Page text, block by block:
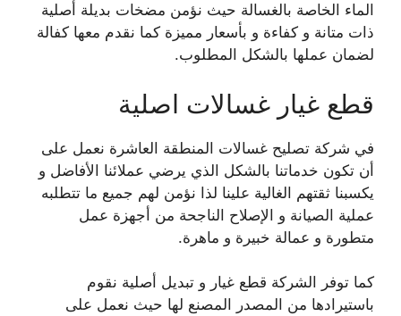
الماء الخاصة بالغسالة حيث نؤمن مضخات بديلة أصلية
ذات متانة و كفاءة و بأسعار مميزة كما نقدم معها كفالة
لضمان عملها بالشكل المطلوب.
قطع غيار غسالات اصلية
في شركة تصليح غسالات المنطقة العاشرة نعمل على
أن تكون خدماتنا بالشكل الذي يرضي عملائنا الأفاضل و
يكسبنا ثقتهم الغالية علينا لذا نؤمن لهم جميع ما تتطلبه
عملية الصيانة و الإصلاح الناجحة من أجهزة عمل
متطورة و عمالة خبيرة و ماهرة.
كما توفر الشركة قطع غيار و تبديل أصلية نقوم
باستيرادها من المصدر المصنع لها حيث نعمل على